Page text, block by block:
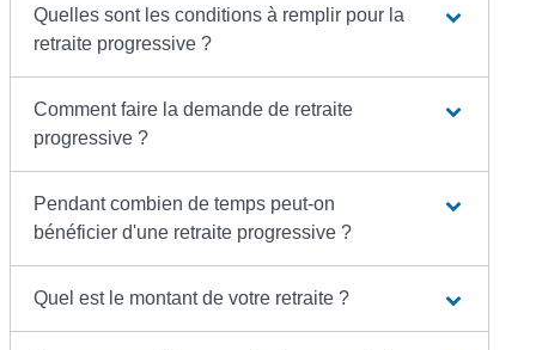
Quelles sont les conditions à remplir pour la
retraite progressive ?
Comment faire la demande de retraite
progressive ?
Pendant combien de temps peut-on
bénéficier d'une retraite progressive ?
Quel est le montant de votre retraite ?